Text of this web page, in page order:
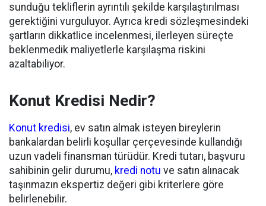
sunduğu tekliflerin ayrıntılı şekilde karşılaştırılması
gerektiğini vurguluyor. Ayrıca kredi sözleşmesindeki
şartların dikkatlice incelenmesi, ilerleyen süreçte
beklenmedik maliyetlerle karşılaşma riskini
azaltabiliyor.
Konut Kredisi Nedir?
Konut kredisi, ev satın almak isteyen bireylerin
bankalardan belirli koşullar çerçevesinde kullandığı
uzun vadeli finansman türüdür. Kredi tutarı, başvuru
sahibinin gelir durumu, kredi notu ve satın alınacak
taşınmazın ekspertiz değeri gibi kriterlere göre
belirlenebilir.